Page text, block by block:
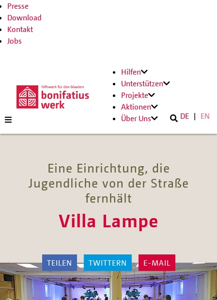
Presse
Download
Kontakt
Jobs
Hilfen
Unterstützen
Projekte
Aktionen
Über Uns
DE EN
Eine Einrichtung, die
Jugendliche von der Straße
fernhält
Villa Lampe
TEILEN TWITTERN E-MAIL